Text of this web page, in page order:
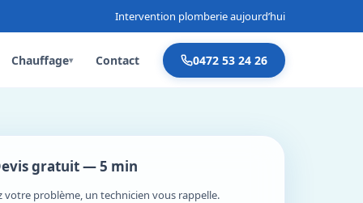
Intervention plomberie aujourd’hui
Chauffage▾ Contact 0472 53 24 26
gratuit — 5 min
votre problème, un technicien vous rappelle.